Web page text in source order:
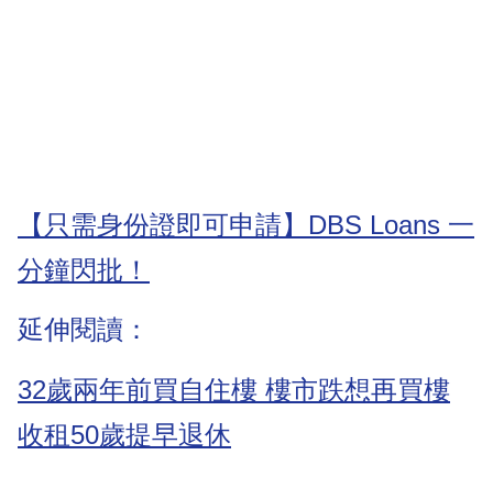
【只需身份證即可申請】DBS Loans 一
分鐘閃批！
延伸閱讀：
32歲兩年前買自住樓 樓市跌想再買樓
收租50歲提早退休